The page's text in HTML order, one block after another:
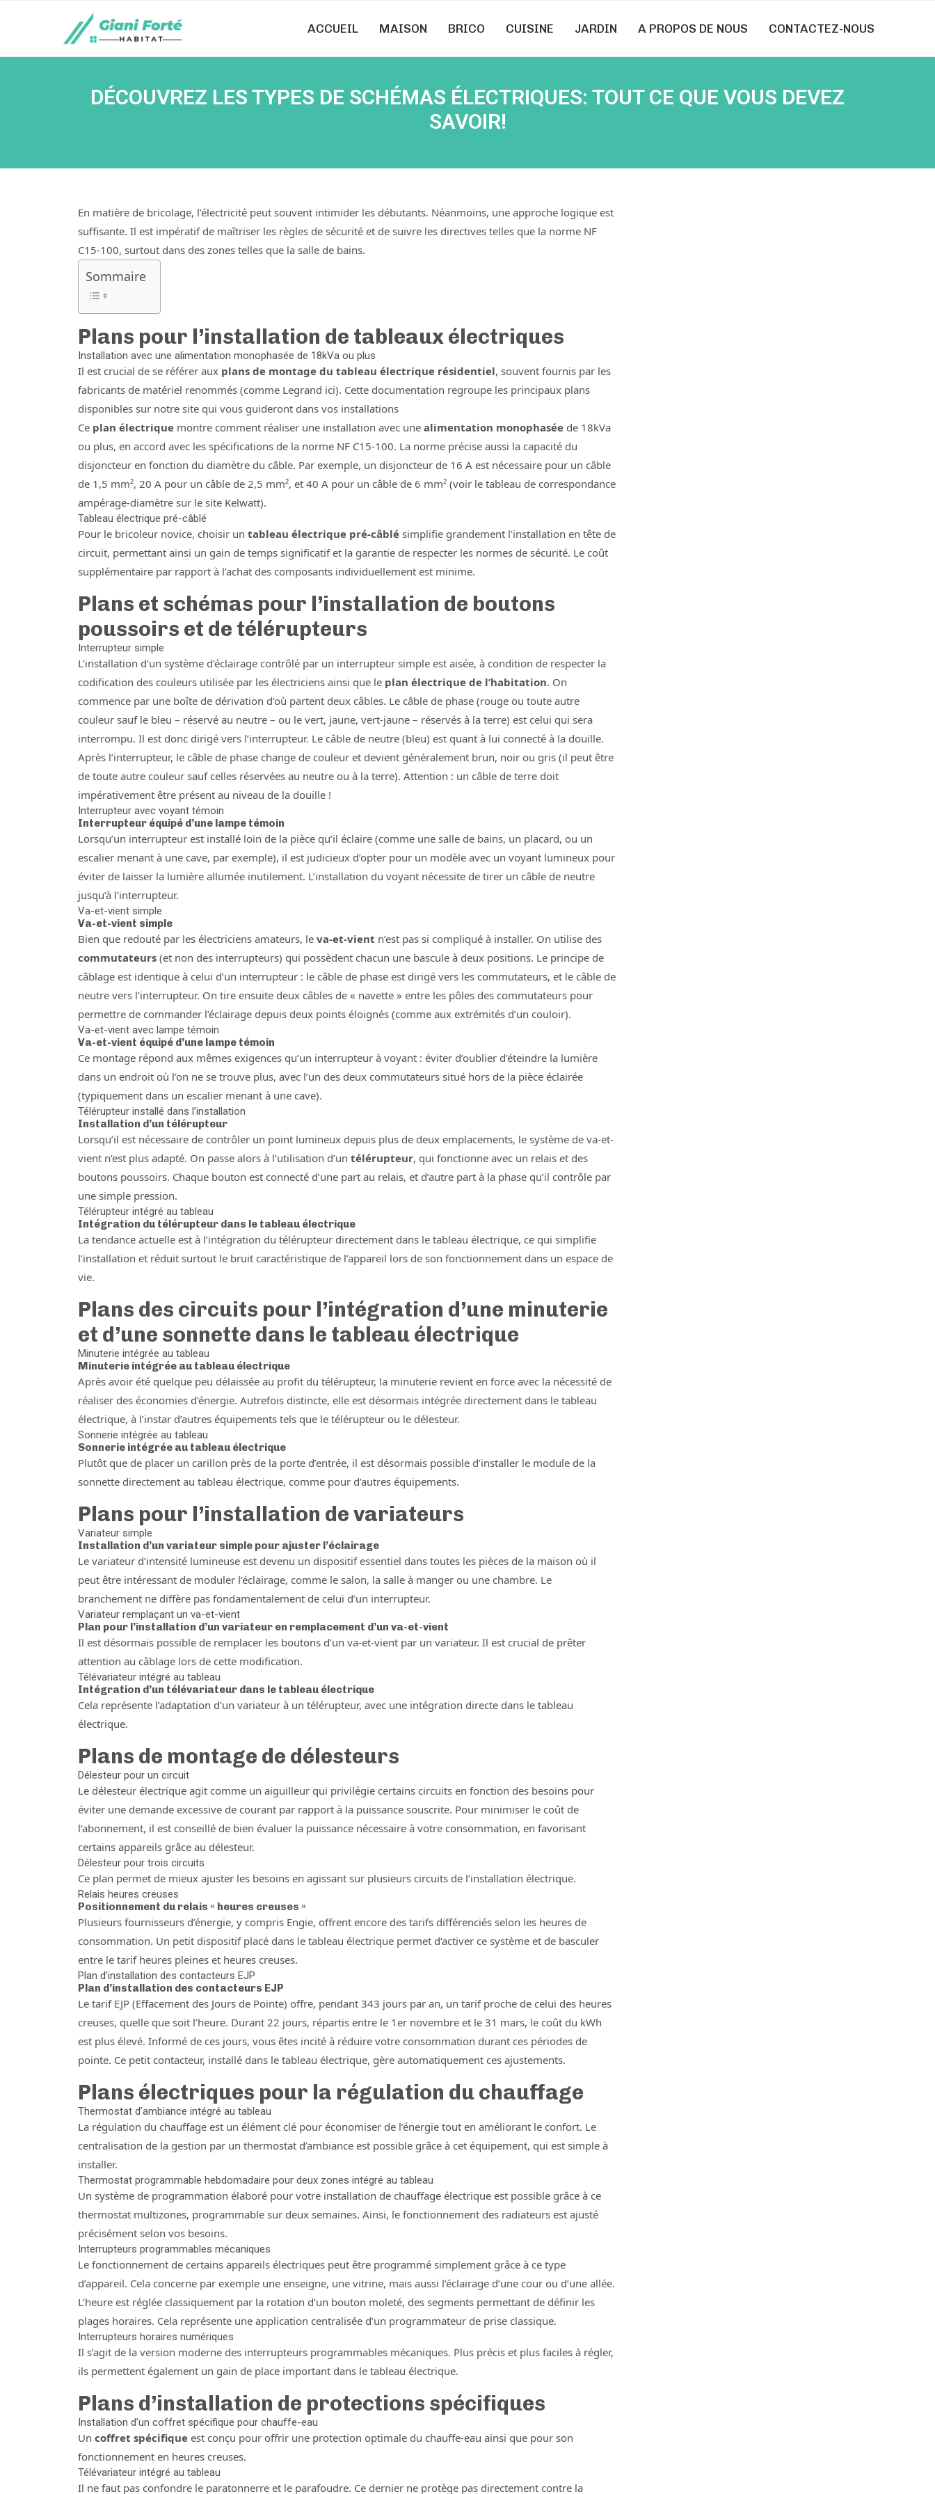
ACCUEIL MAISON BRICO CUISINE JARDIN A PROPOS DE NOUS CONTACTEZ-NOUS
DÉCOUVREZ LES TYPES DE SCHÉMAS ÉLECTRIQUES: TOUT CE QUE VOUS DEVEZ
SAVOIR!
En matière de bricolage, l’électricité peut souvent intimider les débutants. Néanmoins, une approche logique est
suffisante. Il est impératif de maîtriser les règles de sécurité et de suivre les directives telles que la norme NF
C15-100, surtout dans des zones telles que la salle de bains.
Sommaire
Plans pour l’installation de tableaux électriques
Installation avec une alimentation monophasée de 18kVa ou plus
Il est crucial de se référer aux plans de montage du tableau électrique résidentiel, souvent fournis par les
fabricants de matériel renommés (comme Legrand ici). Cette documentation regroupe les principaux plans
disponibles sur notre site qui vous guideront dans vos installations
Ce plan électrique montre comment réaliser une installation avec une alimentation monophasée de 18kVa
ou plus, en accord avec les spécifications de la norme NF C15-100. La norme précise aussi la capacité du
disjoncteur en fonction du diamètre du câble. Par exemple, un disjoncteur de 16 A est nécessaire pour un câble
de 1,5 mm², 20 A pour un câble de 2,5 mm², et 40 A pour un câble de 6 mm² (voir le tableau de correspondance
ampérage-diamètre sur le site Kelwatt).
Tableau électrique pré-câblé
Pour le bricoleur novice, choisir un tableau électrique pré-câblé simplifie grandement l’installation en tête de
circuit, permettant ainsi un gain de temps significatif et la garantie de respecter les normes de sécurité. Le coût
supplémentaire par rapport à l’achat des composants individuellement est minime.
Plans et schémas pour l’installation de boutons
poussoirs et de télérupteurs
Interrupteur simple
L’installation d’un système d’éclairage contrôlé par un interrupteur simple est aisée, à condition de respecter la
codification des couleurs utilisée par les électriciens ainsi que le plan électrique de l’habitation. On
commence par une boîte de dérivation d’où partent deux câbles. Le câble de phase (rouge ou toute autre
couleur sauf le bleu – réservé au neutre – ou le vert, jaune, vert-jaune – réservés à la terre) est celui qui sera
interrompu. Il est donc dirigé vers l’interrupteur. Le câble de neutre (bleu) est quant à lui connecté à la douille.
Après l’interrupteur, le câble de phase change de couleur et devient généralement brun, noir ou gris (il peut être
de toute autre couleur sauf celles réservées au neutre ou à la terre). Attention : un câble de terre doit
impérativement être présent au niveau de la douille !
Interrupteur avec voyant témoin
Interrupteur équipé d’une lampe témoin
Lorsqu’un interrupteur est installé loin de la pièce qu’il éclaire (comme une salle de bains, un placard, ou un
escalier menant à une cave, par exemple), il est judicieux d’opter pour un modèle avec un voyant lumineux pour
éviter de laisser la lumière allumée inutilement. L’installation du voyant nécessite de tirer un câble de neutre
jusqu’à l’interrupteur.
Va-et-vient simple
Va-et-vient simple
Bien que redouté par les électriciens amateurs, le va-et-vient n’est pas si compliqué à installer. On utilise des
commutateurs (et non des interrupteurs) qui possèdent chacun une bascule à deux positions. Le principe de
câblage est identique à celui d’un interrupteur : le câble de phase est dirigé vers les commutateurs, et le câble de
neutre vers l’interrupteur. On tire ensuite deux câbles de « navette » entre les pôles des commutateurs pour
permettre de commander l’éclairage depuis deux points éloignés (comme aux extrémités d’un couloir).
Va-et-vient avec lampe témoin
Va-et-vient équipé d’une lampe témoin
Ce montage répond aux mêmes exigences qu’un interrupteur à voyant : éviter d’oublier d’éteindre la lumière
dans un endroit où l’on ne se trouve plus, avec l’un des deux commutateurs situé hors de la pièce éclairée
(typiquement dans un escalier menant à une cave).
Télérupteur installé dans l’installation
Installation d’un télérupteur
Lorsqu’il est nécessaire de contrôler un point lumineux depuis plus de deux emplacements, le système de va-et-
vient n’est plus adapté. On passe alors à l’utilisation d’un télérupteur, qui fonctionne avec un relais et des
boutons poussoirs. Chaque bouton est connecté d’une part au relais, et d’autre part à la phase qu’il contrôle par
une simple pression.
Télérupteur intégré au tableau
Intégration du télérupteur dans le tableau électrique
La tendance actuelle est à l’intégration du télérupteur directement dans le tableau électrique, ce qui simplifie
l’installation et réduit surtout le bruit caractéristique de l’appareil lors de son fonctionnement dans un espace de
vie.
Plans des circuits pour l’intégration d’une minuterie
et d’une sonnette dans le tableau électrique
Minuterie intégrée au tableau
Minuterie intégrée au tableau électrique
Après avoir été quelque peu délaissée au profit du télérupteur, la minuterie revient en force avec la nécessité de
réaliser des économies d’énergie. Autrefois distincte, elle est désormais intégrée directement dans le tableau
électrique, à l’instar d’autres équipements tels que le télérupteur ou le délesteur.
Sonnerie intégrée au tableau
Sonnerie intégrée au tableau électrique
Plutôt que de placer un carillon près de la porte d’entrée, il est désormais possible d’installer le module de la
sonnette directement au tableau électrique, comme pour d’autres équipements.
Plans pour l’installation de variateurs
Variateur simple
Installation d’un variateur simple pour ajuster l’éclairage
Le variateur d’intensité lumineuse est devenu un dispositif essentiel dans toutes les pièces de la maison où il
peut être intéressant de moduler l’éclairage, comme le salon, la salle à manger ou une chambre. Le
branchement ne diffère pas fondamentalement de celui d’un interrupteur.
Variateur remplaçant un va-et-vient
Plan pour l’installation d’un variateur en remplacement d’un va-et-vient
Il est désormais possible de remplacer les boutons d’un va-et-vient par un variateur. Il est crucial de prêter
attention au câblage lors de cette modification.
Télévariateur intégré au tableau
Intégration d’un télévariateur dans le tableau électrique
Cela représente l’adaptation d’un variateur à un télérupteur, avec une intégration directe dans le tableau
électrique.
Plans de montage de délesteurs
Délesteur pour un circuit
Le délesteur électrique agit comme un aiguilleur qui privilégie certains circuits en fonction des besoins pour
éviter une demande excessive de courant par rapport à la puissance souscrite. Pour minimiser le coût de
l’abonnement, il est conseillé de bien évaluer la puissance nécessaire à votre consommation, en favorisant
certains appareils grâce au délesteur.
Délesteur pour trois circuits
Ce plan permet de mieux ajuster les besoins en agissant sur plusieurs circuits de l’installation électrique.
Relais heures creuses
Positionnement du relais « heures creuses »
Plusieurs fournisseurs d’énergie, y compris Engie, offrent encore des tarifs différenciés selon les heures de
consommation. Un petit dispositif placé dans le tableau électrique permet d’activer ce système et de basculer
entre le tarif heures pleines et heures creuses.
Plan d’installation des contacteurs EJP
Plan d’installation des contacteurs EJP
Le tarif EJP (Effacement des Jours de Pointe) offre, pendant 343 jours par an, un tarif proche de celui des heures
creuses, quelle que soit l’heure. Durant 22 jours, répartis entre le 1er novembre et le 31 mars, le coût du kWh
est plus élevé. Informé de ces jours, vous êtes incité à réduire votre consommation durant ces périodes de
pointe. Ce petit contacteur, installé dans le tableau électrique, gère automatiquement ces ajustements.
Plans électriques pour la régulation du chauffage
Thermostat d’ambiance intégré au tableau
La régulation du chauffage est un élément clé pour économiser de l’énergie tout en améliorant le confort. Le
centralisation de la gestion par un thermostat d’ambiance est possible grâce à cet équipement, qui est simple à
installer.
Thermostat programmable hebdomadaire pour deux zones intégré au tableau
Un système de programmation élaboré pour votre installation de chauffage électrique est possible grâce à ce
thermostat multizones, programmable sur deux semaines. Ainsi, le fonctionnement des radiateurs est ajusté
précisément selon vos besoins.
Interrupteurs programmables mécaniques
Le fonctionnement de certains appareils électriques peut être programmé simplement grâce à ce type
d’appareil. Cela concerne par exemple une enseigne, une vitrine, mais aussi l’éclairage d’une cour ou d’une allée.
L’heure est réglée classiquement par la rotation d’un bouton moleté, des segments permettant de définir les
plages horaires. Cela représente une application centralisée d’un programmateur de prise classique.
Interrupteurs horaires numériques
Il s’agit de la version moderne des interrupteurs programmables mécaniques. Plus précis et plus faciles à régler,
ils permettent également un gain de place important dans le tableau électrique.
Plans d’installation de protections spécifiques
Installation d’un coffret spécifique pour chauffe-eau
Un coffret spécifique est conçu pour offrir une protection optimale du chauffe-eau ainsi que pour son
fonctionnement en heures creuses.
Télévariateur intégré au tableau
Il ne faut pas confondre le paratonnerre et le parafoudre. Ce dernier ne protège pas directement contre la